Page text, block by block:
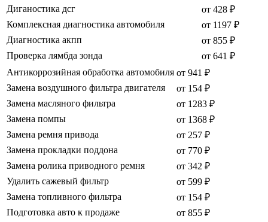
Диганостика дсг
от 428 ₽
Комплексная диагностика автомобиля
от 1197 ₽
Диагностика акпп
от 855 ₽
Проверка лямбда зонда
от 641 ₽
Антикоррозийная обработка автомобиля от 941 ₽
Замена воздушного фильтра двигателя
от 154 ₽
Замена масляного фильтра
от 1283 ₽
Замена помпы
от 1368 ₽
Замена ремня привода
от 257 ₽
Замена прокладки поддона
от 770 ₽
Замена ролика приводного ремня
от 342 ₽
Удалить сажевый фильтр
от 599 ₽
Замена топливного фильтра
от 154 ₽
Подготовка авто к продаже
от 855 ₽